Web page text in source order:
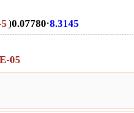
)0.07780⋅8.3145
05